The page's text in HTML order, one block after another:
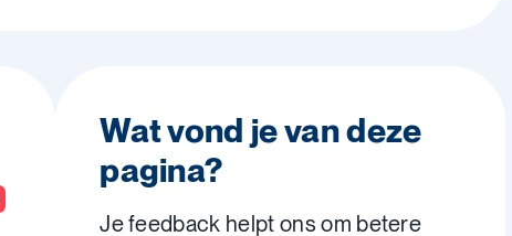
Wat vond je van deze
pagina?
Je feedback helpt ons om betere